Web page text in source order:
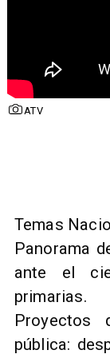
ATV
Temas
Panorama
ante el
primarias.
Proyectos
pública: